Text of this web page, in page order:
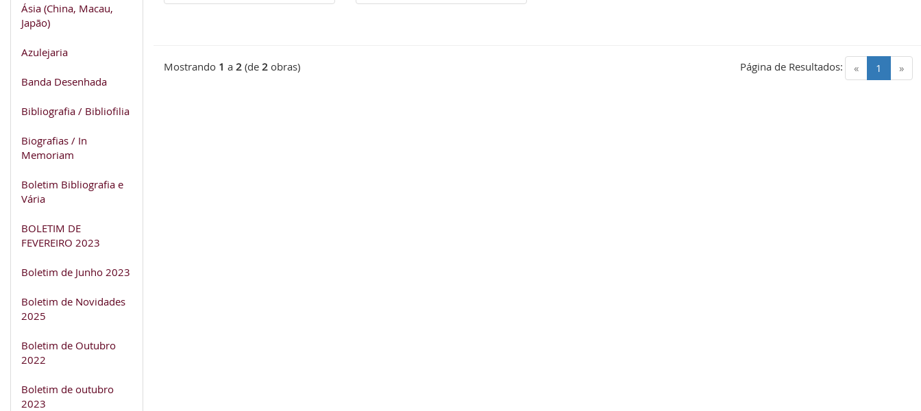
Ásia (China, Macau,
Japão)
Azulejaria
Banda Desenhada
Bibliografia / Bibliofilia
Biografias / In
Memoriam
Boletim Bibliografia e
Vária
BOLETIM DE
FEVEREIRO 2023
Boletim de Junho 2023
Boletim de Novidades
2025
Boletim de Outubro
2022
Boletim de outubro
2023
Mostrando 1 a 2 (de 2 obras) « 1 (current)
»
Página de Resultados: